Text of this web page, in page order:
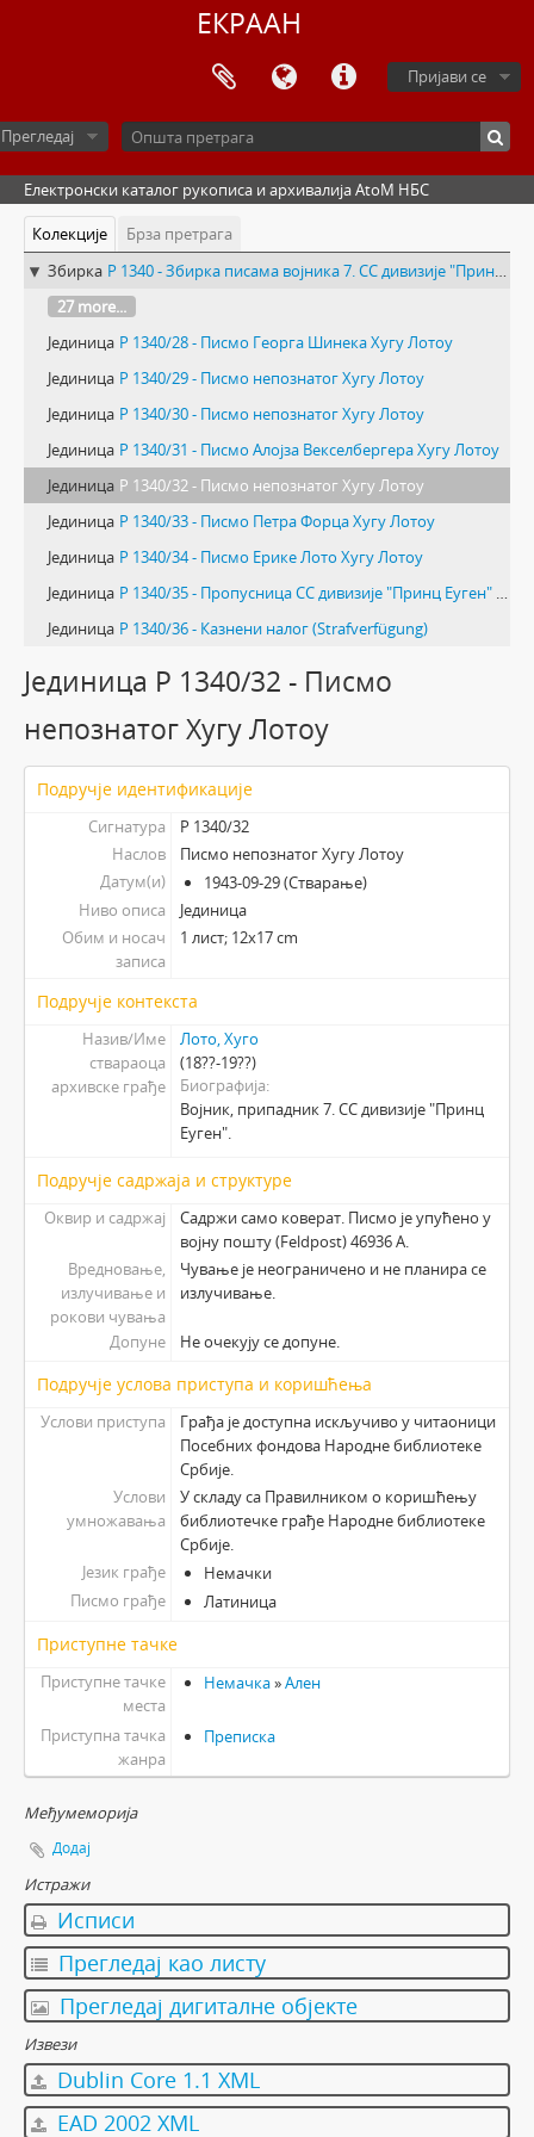
ЕКРААН
Пријави се
Прегледај
Електронски каталог рукописа и архивалија AtoM НБС
Колекције
Брза претрага
Збирка Р 1340 - Збирка писама војника 7. СС дивизије "Принц Еуген"
27 more...
Јединица Р 1340/28 - Писмо Георга Шинека Хугу Лотоу
Јединица Р 1340/29 - Писмо непознатог Хугу Лотоу
Јединица Р 1340/30 - Писмо непознатог Хугу Лотоу
Јединица Р 1340/31 - Писмо Алојза Векселбергера Хугу Лотоу
Јединица Р 1340/32 - Писмо непознатог Хугу Лотоу
Јединица Р 1340/33 - Писмо Петра Форца Хугу Лотоу
Јединица Р 1340/34 - Писмо Ерике Лото Хугу Лотоу
Јединица Р 1340/35 - Пропусница СС дивизије "Принц Еуген" (Passierschein)
Јединица Р 1340/36 - Казнени налог (Strafverfügung)
Јединица Р 1340/32 - Писмо
непознатог Хугу Лотоу
Подручје идентификације
Сигнатура
Р 1340/32
Наслов
Писмо непознатог Хугу Лотоу
Датум(и)
1943-09-29 (Стварање)
Ниво описа
Јединица
Обим и носач
записа
1 лист; 12х17 cm
Подручје контекста
Назив/Име
ствараоца
архивске грађе
Лото, Хуго
(18??-19??)
Биографија
Војник, припадник 7. СС дивизије "Принц
Еуген".
Подручје садржаја и структуре
Оквир и садржај
Садржи само коверат. Писмо је упућено у
војну пошту (Feldpost) 46936 А.
Вредновање,
излучивање и
рокови чувања
Чување је неограничено и не планира се
излучивање.
Допуне Не очекују се допуне.
Подручје услова приступа и коришћења
Услови приступа
Грађа је доступна искључиво у читаоници
Посебних фондова Народне библиотеке
Србије.
Услови
умножавања
У складу са Правилником о коришћењу
библиотечке грађе Народне библиотеке
Србије.
Језик грађе
Немачки
Писмо грађе
Латиница
Приступне тачке
Приступне тачке
места
Немачка»Ален
Приступна тачка
жанра
Преписка
Међумеморија
Додај
Истражи
Исписи
Прегледај као листу
Прегледај дигиталне објекте
Извези
Dublin Core 1.1 XML
EAD 2002 XML